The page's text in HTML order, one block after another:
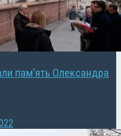
пам’ять Олександра